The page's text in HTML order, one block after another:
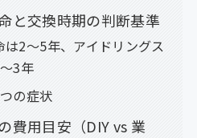
と交換時期の判断基準
は2〜5年、アイドリングス
3年
の症状
費用目安（DIY vs 業